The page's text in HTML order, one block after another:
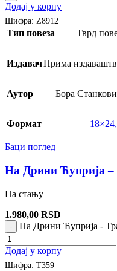
Додај у корпу
Шифра: Z8912
Тип повеза Тврд
ИздавачПрима
Аутор Бора
Формат
Баци поглед
На Дрини Ћуприја –
На стању
1.980,00 RSD
- На Дрини Ћуприја -
Додај у корпу
Шифра: Т359